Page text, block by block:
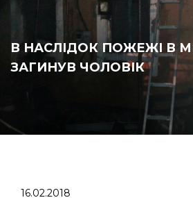
В НАСЛІДОК ПОЖЕЖІ В
ЗАГИНУВ ЧОЛОВІК
16.02.2018